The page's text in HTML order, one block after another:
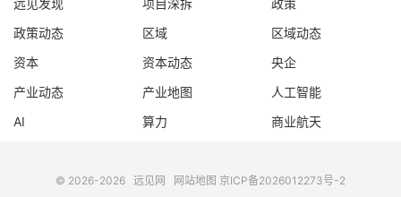
远见发现
项目深拆
政策
政策动态
区域
区域动态
资本
资本动态
央企
产业动态
产业地图
人工智能
AI
算力 商业航天
© 2026-2026 远见网 网站地图 京ICP备2026012273号-2